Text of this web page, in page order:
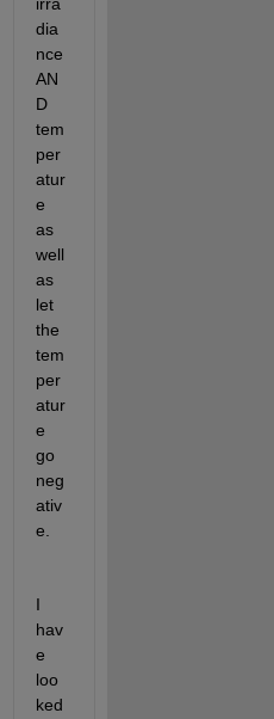
dia
nce
AN
D
tem
per
atur
e
as
well
as
let
the
tem
per
atur
e
go
neg
ativ
e.
I
hav
e
loo
ked